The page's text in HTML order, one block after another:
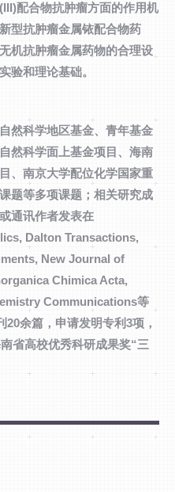
配合物抗肿瘤方面的作用机
型抗肿瘤金属铱配合物药
机抗肿瘤金属药物的合理设
验和理论基础。
然科学地区基金、青年基金
然科学面上基金项目、海南
、南京大学配位化学国家重
题等多项课题；相关研究成
通讯作者发表在
Dalton Transactions,
New Journal of
Chimica Acta,
Communications等
20余篇，申请发明专利3项，
省高校优秀科研成果奖“三